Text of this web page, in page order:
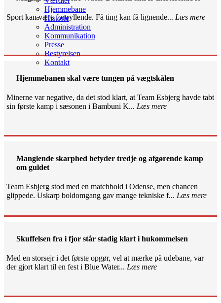
Hjemmebane
Historie
Administration
Kommunikation
Presse
Bestyrelsen
Kontakt
Sport kan være fortryllende. Få ting kan få lignende... Læs mere
Hjemmebanen skal være tungen på vægtskålen
Minerne var negative, da det stod klart, at Team Esbjerg havde tabt
sin første kamp i sæsonen i Bambuni K... Læs mere
Manglende skarphed betyder tredje og afgørende kamp
om guldet
Team Esbjerg stod med en matchbold i Odense, men chancen
glippede. Uskarp boldomgang gav mange tekniske f... Læs mere
Skuffelsen fra i fjor står stadig klart i hukommelsen
Med en storsejr i det første opgør, vel at mærke på udebane, var
der gjort klart til en fest i Blue Water... Læs mere